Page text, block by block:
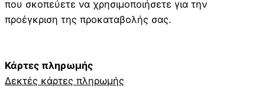
που σκοπεύετε να χρησιμοποιήσετε για την
προέγκριση της προκαταβολής σας.
Κάρτες πληρωμής
Δεκτές κάρτες πληρωμής